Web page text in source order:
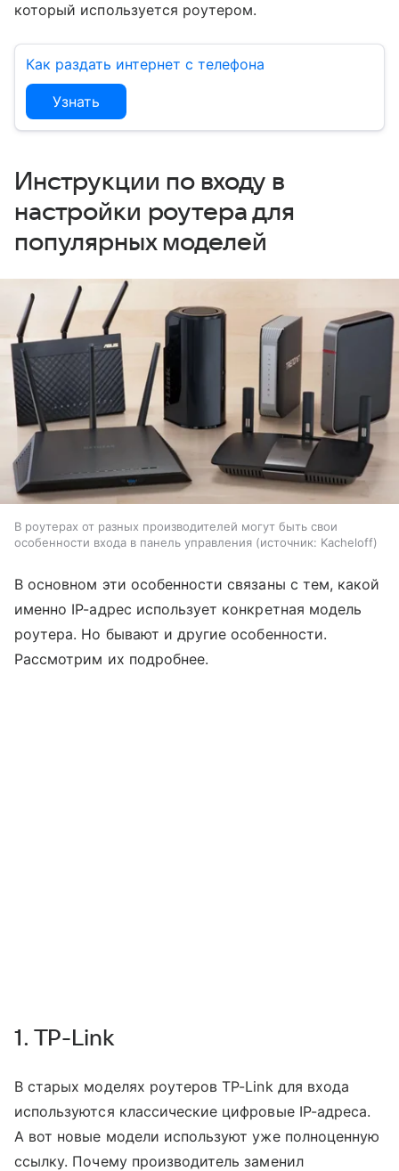
который используется роутером.
Как раздать интернет с телефона
Узнать
Инструкции по входу в
настройки роутера для
популярных моделей
В роутерах от разных производителей могут быть свои
особенности входа в панель управления
источник: Kacheloff
В основном эти особенности связаны с тем, какой
именно IP-адрес использует конкретная модель
роутера. Но бывают и другие особенности.
Рассмотрим их подробнее.
1. TP-Link
В старых моделях роутеров TP-Link для входа
используются классические цифровые IP-адреса.
А вот новые модели используют уже полноценную
ссылку. Почему производитель заменил